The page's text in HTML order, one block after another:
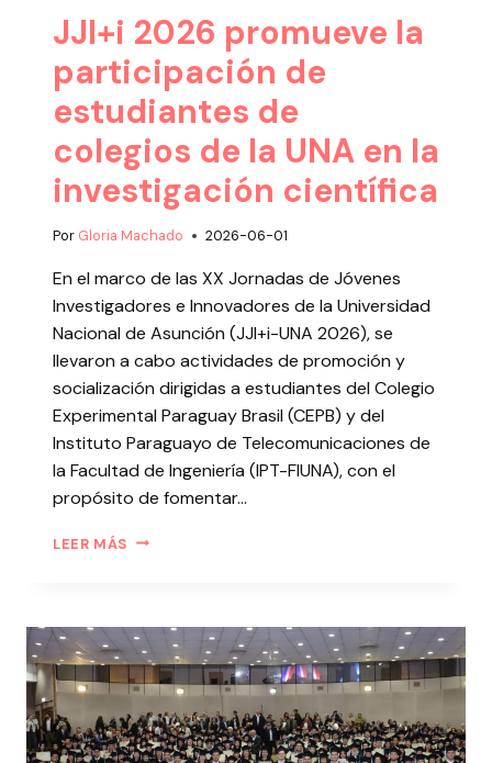
JJI+i 2026 promueve la
participación de
estudiantes de
colegios de la UNA en la
investigación científica
Por Gloria Machado 2026-06-01
En el marco de las XX Jornadas de Jóvenes
Investigadores e Innovadores de la Universidad
Nacional de Asunción (JJI+i-UNA 2026), se
llevaron a cabo actividades de promoción y
socialización dirigidas a estudiantes del Colegio
Experimental Paraguay Brasil (CEPB) y del
Instituto Paraguayo de Telecomunicaciones de
la Facultad de Ingeniería (IPT-FIUNA), con el
propósito de fomentar…
LEER MÁS